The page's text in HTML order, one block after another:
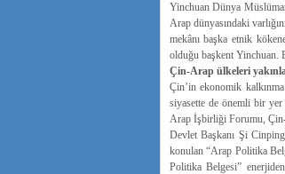
Yinchuan Dünya
Arap dünyasındaki
mekânı başka etnik
olduğu başkent Yinchuan.
Çin-Arap ülkeleri
Çin’in ekonomik
siyasette de önemli bir
Arap İşbirliği Forumu,
Devlet Başkanı Şi
konulan “Arap Politika
Politika Belgesi”